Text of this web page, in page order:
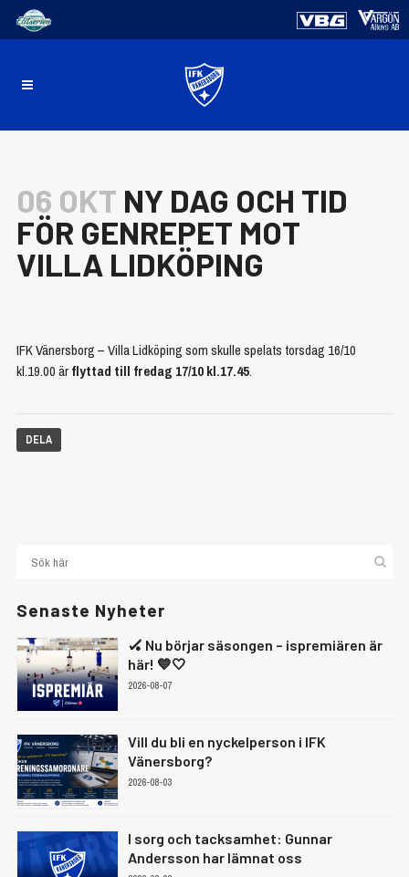
06 OKT NY DAG OCH TID
FÖR GENREPET MOT
VILLA LIDKÖPING
IFK Vänersborg – Villa Lidköping som skulle spelats torsdag 16/10
kl.19.00 ärflyttad till fredag 17/10 kl.17.45.
DELA
Senaste Nyheter
🏑 Nu börjar säsongen – ispremiären är
här! 💙🤍
2026-08-07
Vill du bli en nyckelperson i IFK
Vänersborg?
2026-08-03
I sorg och tacksamhet: Gunnar
Andersson har lämnat oss